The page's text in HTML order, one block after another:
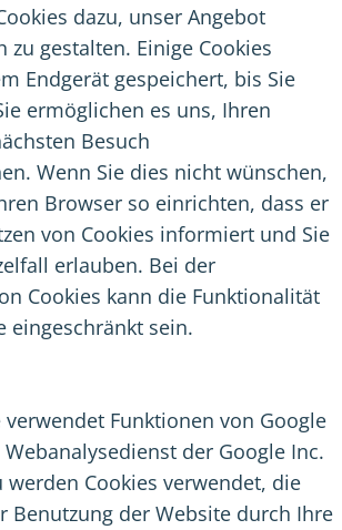
dazu, unser Angebot
zu gestalten. Einige Cookies
Endgerät gespeichert, bis Sie
ermöglichen es uns, Ihren
Besuch
Wenn Sie dies nicht wünschen,
Browser so einrichten, dass er
von Cookies informiert und Sie
erlauben. Bei der
Cookies kann die Funktionalität
eingeschränkt sein.
verwendet Funktionen von Google
der Google Inc.
werden Cookies verwendet, die
Benutzung der Website durch Ihre